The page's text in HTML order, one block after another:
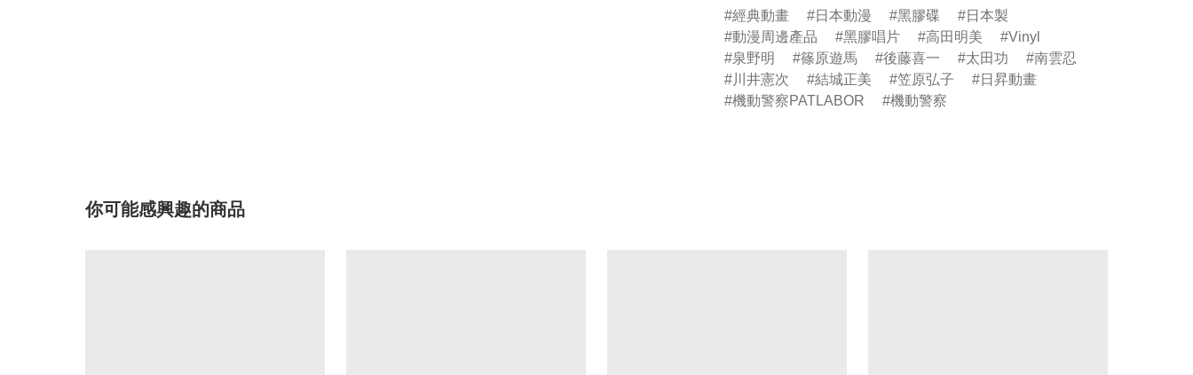
經典動畫 日本動漫 黑膠碟
日本製
動漫周邊產品
黑膠唱片 高田明美
Vinyl
泉野明
篠原遊馬 後藤喜一 太田功
南雲忍
川井憲次
結城正美 笠原弘子
日昇動畫
機動警察PATLABOR
機動警察
你可能感興趣的商品